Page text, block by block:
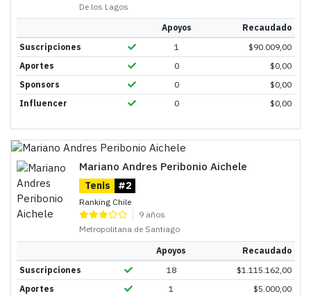
De los Lagos
Apoyos
Recaudado
Suscripciones
1 $90.009,00
Aportes
0 $0,00
Sponsors
0 $0,00
Influencer
0 $0,00
Mariano Andres Peribonio Aichele
Tenis #2
Ranking Chile
9 años
Metropolitana de Santiago
Apoyos
Recaudado
Suscripciones
18 $1.115.162,00
Aportes
1 $5.000,00